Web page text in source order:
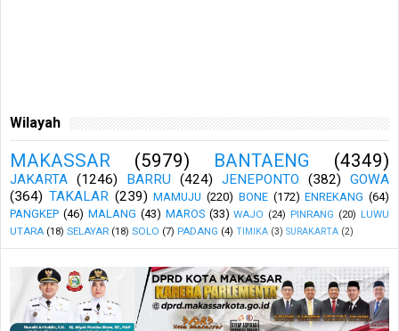
Wilayah
MAKASSAR (5979) BANTAENG (4349)
JAKARTA (1246) BARRU (424) JENEPONTO (382)
GOWA
(364) TAKALAR (239) MAMUJU (220) BONE (172) ENREKANG (64)
PANGKEP (46) MALANG (43) MAROS (33) WAJO (24) PINRANG (20) LUWU
UTARA (18) SELAYAR (18) SOLO (7) PADANG (4) TIMIKA (3) SURAKARTA (2)